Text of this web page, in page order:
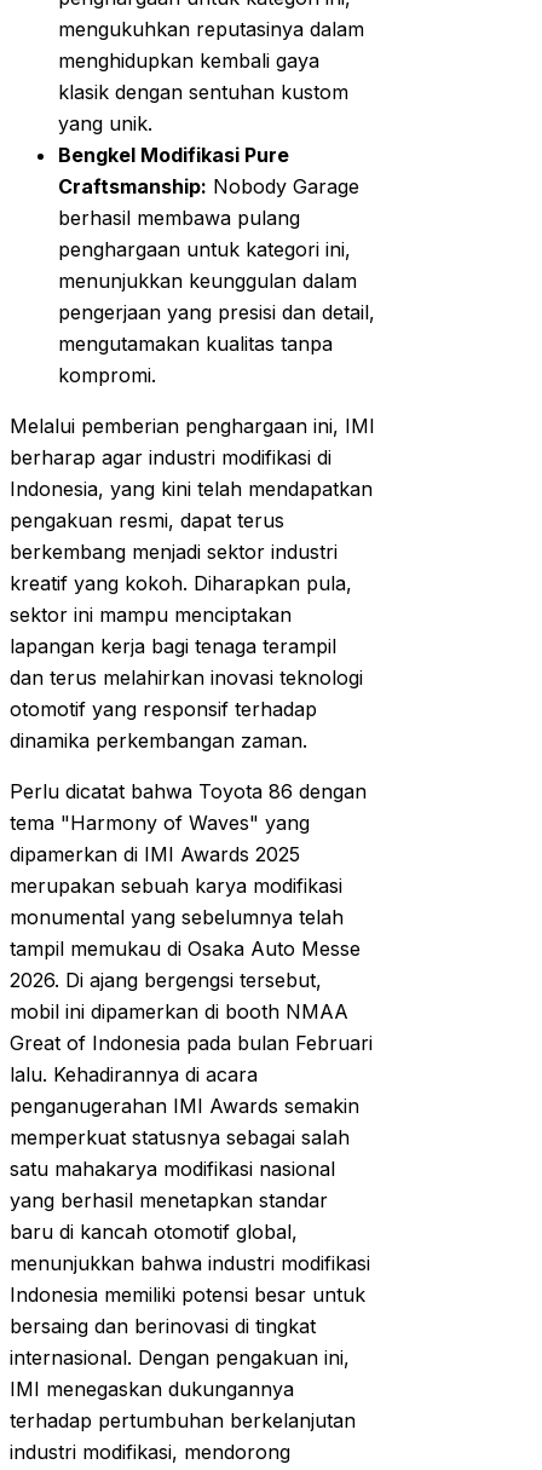
mengukuhkan reputasinya dalam
menghidupkan kembali gaya
klasik dengan sentuhan kustom
yang unik.
Bengkel Modifikasi Pure
Craftsmanship: Nobody Garage
berhasil membawa pulang
penghargaan untuk kategori ini,
menunjukkan keunggulan dalam
pengerjaan yang presisi dan detail,
mengutamakan kualitas tanpa
kompromi.
Melalui pemberian penghargaan ini, IMI
berharap agar industri modifikasi di
Indonesia, yang kini telah mendapatkan
pengakuan resmi, dapat terus
berkembang menjadi sektor industri
kreatif yang kokoh. Diharapkan pula,
sektor ini mampu menciptakan
lapangan kerja bagi tenaga terampil
dan terus melahirkan inovasi teknologi
otomotif yang responsif terhadap
dinamika perkembangan zaman.
Perlu dicatat bahwa Toyota 86 dengan
tema "Harmony of Waves" yang
dipamerkan di IMI Awards 2025
merupakan sebuah karya modifikasi
monumental yang sebelumnya telah
tampil memukau di Osaka Auto Messe
2026. Di ajang bergengsi tersebut,
mobil ini dipamerkan di booth NMAA
Great of Indonesia pada bulan Februari
lalu. Kehadirannya di acara
penganugerahan IMI Awards semakin
memperkuat statusnya sebagai salah
satu mahakarya modifikasi nasional
yang berhasil menetapkan standar
baru di kancah otomotif global,
menunjukkan bahwa industri modifikasi
Indonesia memiliki potensi besar untuk
bersaing dan berinovasi di tingkat
internasional. Dengan pengakuan ini,
IMI menegaskan dukungannya
terhadap pertumbuhan berkelanjutan
industri modifikasi, mendorong